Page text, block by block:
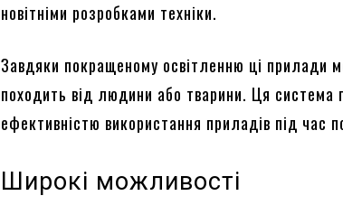
новітніми розробками техніки.
Завдяки покращеному освітленню ці прилади
походить від людини або тварини. Ця система
ефективністю використання приладів під час
Широкі можливості